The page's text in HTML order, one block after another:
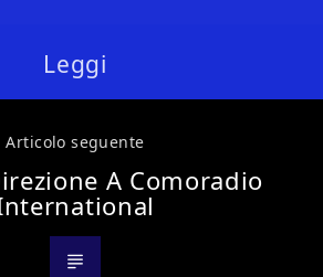
Leggi
Articolo seguente
A Comoradio